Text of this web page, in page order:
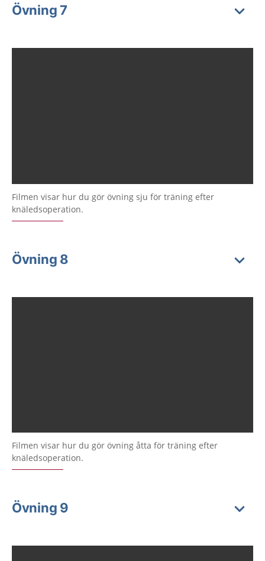
Övning 7
Filmen visar hur du gör övning sju för träning efter
knäledsoperation.
Övning 8
Filmen visar hur du gör övning åtta för träning efter
knäledsoperation.
Övning 9